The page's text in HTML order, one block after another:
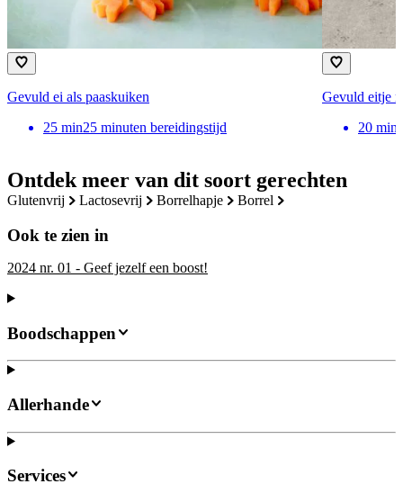
Ontdek meer van dit soort gerechten
glutenvrij lactosevrij borrelhapje borrel
Ook te zien in
2024 nr. 01 - Geef jezelf een boost!
Gevuld ei als paaskuiken
25 min25 minuten bereidingstijd
Gevuld eitje
20 min
Boodschappen
Allerhande
Services